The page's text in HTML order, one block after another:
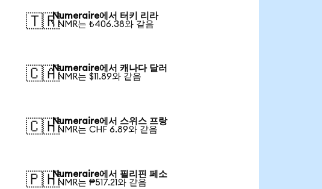
🇹🇷Numeraire에서 터키 리라
1 NMR는 ₺406.38와 같음
🇨🇦Numeraire에서 캐나다 달러
1 NMR는 $11.89와 같음
🇨🇭Numeraire에서 스위스 프랑
1 NMR는 CHF 6.89와 같음
🇵🇭Numeraire에서 필리핀 페소
1 NMR는 ₱517.21와 같음